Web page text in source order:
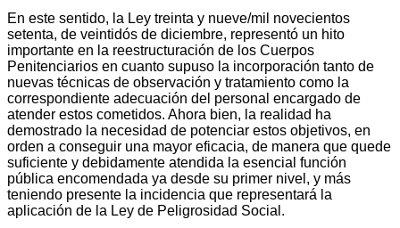
En este sentido, la Ley treinta y nueve/mil novecientos
setenta, de veintidós de diciembre, representó un hito
importante en la reestructuración de los Cuerpos
Penitenciarios en cuanto supuso la incorporación tanto de
nuevas técnicas de observación y tratamiento como la
correspondiente adecuación del personal encargado de
atender estos cometidos. Ahora bien, la realidad ha
demostrado la necesidad de potenciar estos objetivos, en
orden a conseguir una mayor eficacia, de manera que quede
suficiente y debidamente atendida la esencial función
pública encomendada ya desde su primer nivel, y más
teniendo presente la incidencia que representará la
aplicación de la Ley de Peligrosidad Social.